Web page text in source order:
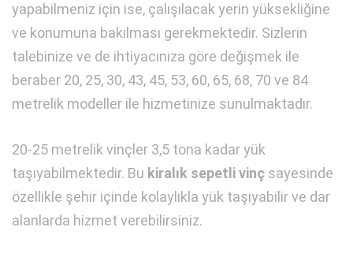
yapabilmeniz için ise, çalışılacak yerin yüksekliğine
ve konumuna bakılması gerekmektedir. Sizlerin
talebinize ve de ihtiyacınıza göre değişmek ile
beraber 20, 25, 30, 43, 45, 53, 60, 65, 68, 70 ve 84
metrelik modeller ile hizmetinize sunulmaktadır.
20-25 metrelik vinçler 3,5 tona kadar yük
taşıyabilmektedir. Bu kiralık sepetli vinç sayesinde
özellikle şehir içinde kolaylıkla yük taşıyabilir ve dar
alanlarda hizmet verebilirsiniz.